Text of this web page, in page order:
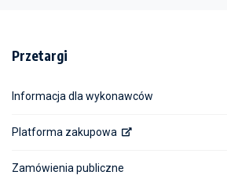
Przetargi
Informacja dla wykonawców
Platforma zakupowa
Zamówienia publiczne